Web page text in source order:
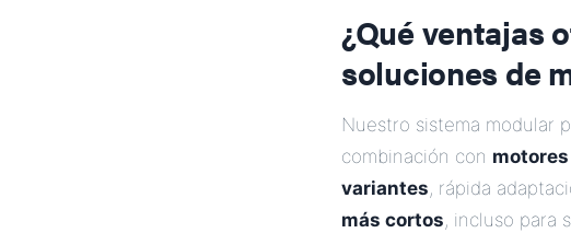
¿Qué ventajas
soluciones de
Nuestro sistema modular
combinación con
variantes, rápida
más cortos, incluso para